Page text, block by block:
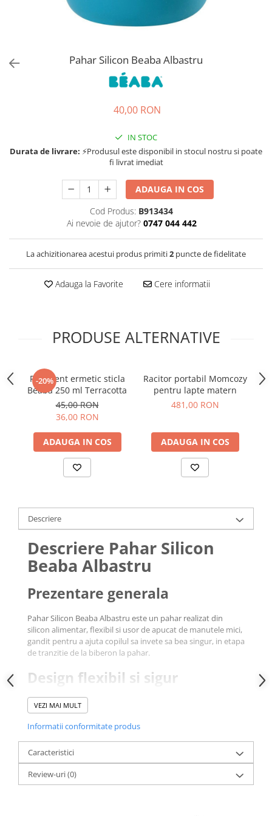
Jucarii electronicePahar Silicon Beaba Albastru
40,00 RON
IN STOC
Durata de livrare: ⚡Produsul este disponibil in stocul nostru si poate
fi livrat imediat
ADAUGA IN COS
Cod Produs: B913434
Ai nevoie de ajutor? 0747 044 442
La achizitionarea acestui produs primiti2 puncte de fidelitate
Adauga la Favorite Cere informatii
PRODUSE ALTERNATIVE
-20%
Recipient ermetic sticla
Beaba 250 ml Terracotta
45,00 RON
36,00 RON
ADAUGA IN COS
Racitor portabil Momcozy
pentru lapte matern
481,00 RON
ADAUGA IN COS
Descriere
Descriere Pahar Silicon
Beaba Albastru
Prezentare generala
Pahar Silicon Beaba Albastru este un pahar realizat din
silicon alimentar, flexibil si usor de apucat de manutele mici,
gandit pentru a ajuta copilul sa invete sa bea singur, in etapa
de tranzitie de la biberon la pahar.
Design flexibil si sigur
Materialul flexibil al Pahar Silicon Beaba Albastru se
adapteaza la presiunea aplicata de copil si este mai rezistent
la impact decat un pahar rigid din plastic sau sticla,
Specificatii esentiale
Brand: Beaba
VEZI MAI MULT
Informatii conformitate produs
Caracteristici
Review-uri(0)